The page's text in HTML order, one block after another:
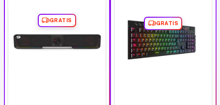
GRATIS GRATIS